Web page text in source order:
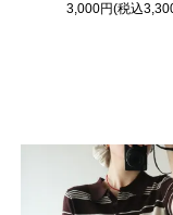
3,000円(税込